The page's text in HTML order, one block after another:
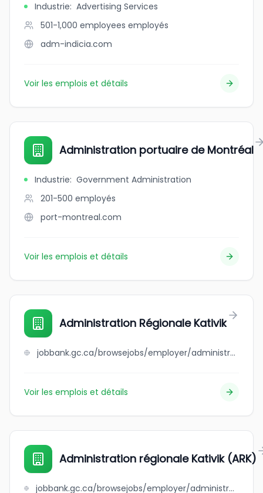
Industrie: Advertising Services
501-1,000 employees employés
adm-indicia.com
Voir les emplois et détails
Administration portuaire de Montréal
Industrie: Government Administration
201-500 employés
port-montreal.com
Voir les emplois et détails
Administration Régionale Kativik
jobbank.gc.ca/browsejobs/employer/administration+r%C3%A9gionale+kativik/ca
Voir les emplois et détails
Administration régionale Kativik (ARK)
jobbank.gc.ca/browsejobs/employer/administration+r%C3%A9gionale+kativik++%28ark%29/ca